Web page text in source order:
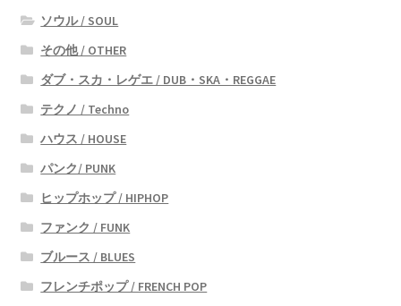
ソウル / SOUL
その他 / OTHER
ダブ・スカ・レゲエ / DUB・SKA・REGGAE
テクノ / Techno
ハウス / HOUSE
パンク/ PUNK
ヒップホップ / HIPHOP
ファンク / FUNK
ブルース / BLUES
フレンチポップ / FRENCH POP